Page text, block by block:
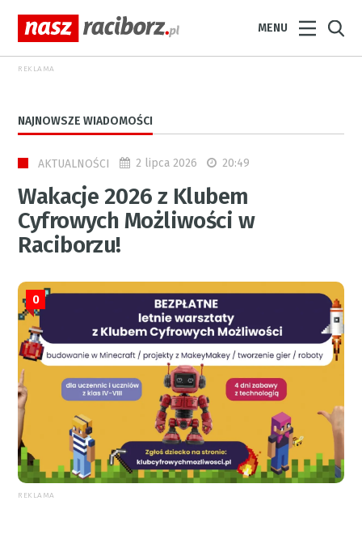
MENU
REKLAMA
NAJNOWSZE WIADOMOŚCI
AKTUALNOŚCI 2 lipca 2026 20:49
Wakacje 2026 z Klubem
Cyfrowych Możliwości w
Raciborzu!
0
REKLAMA